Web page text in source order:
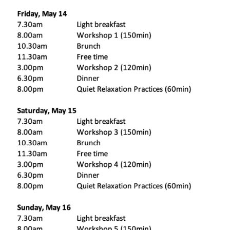
et de préparer notre esprit pour la journée à venir.
Les techniques de Kriyas servent à purifier les voies
respiratoires afin que nous puissions profiter d’une
respiration fluide et profonde. Le Pranayama amène
l’esprit à un état d’équilibre. Les Asanas éliminent les
blocages dans le corps, le renforcent et l’étirent dans
son ensemble.
Vous serez guidé(e)s dans les Kriyas et le Pranayama,
puis nous commencerons la pratique autonome de
style Mysore, idéale pour suivre votre propre rythme
respiratoire et les besoins de votre corps.
Vendredi 14 mai, 15h00 – 17h00
Repenser la souplesse : mobilité, force et mouvement
durable – 1re partie